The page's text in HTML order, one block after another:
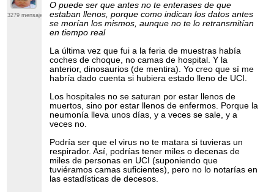
3279 mensajes
O puede ser que antes no te enterases de que
estaban llenos, porque como indican los datos antes
se morían los mismos, aunque no te lo retransmitían
en tiempo real
La última vez que fui a la feria de muestras había
coches de choque, no camas de hospital. Y la
anterior, dinosaurios (de mentira). Yo creo que sí me
habría dado cuenta si hubiera estado lleno de UCI.
Los hospitales no se saturan por estar llenos de
muertos, sino por estar llenos de enfermos. Porque la
neumonía lleva unos días, y a veces se sale, y a
veces no.
Podría ser que el virus no te matara si tuvieras un
respirador. Así, podrías tener miles o decenas de
miles de personas en UCI (suponiendo que
tuviéramos camas suficientes), pero no lo notarías en
las estadísticas de decesos.